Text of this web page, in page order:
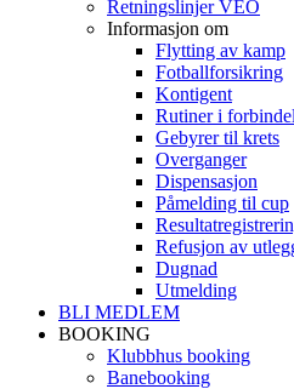
Retningslinjer VEO
Informasjon om
Flytting av kamp
Fotballforsikring
Kontigent
Rutiner i
Gebyrer til krets
Overganger
Dispensasjon
Påmelding til cup
Refusjon av
Dugnad
Utmelding
BLI MEDLEM
BOOKING
Klubbhus booking
Banebooking